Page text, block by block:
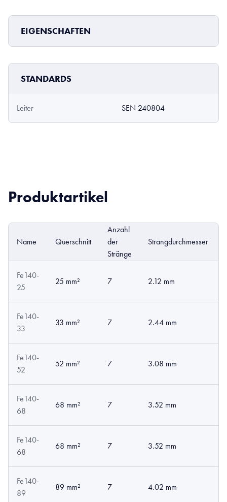
EIGENSCHAFTEN
STANDARDS
Leiter SEN 240804
Produktartikel
Name Querschnitt
Anzahl
der
Stränge
Strangdurchmesser
Fe140-
25
25 mm² 7 2.12 mm
Fe140-
33
33 mm² 7 2.44 mm
Fe140-
52
52 mm² 7 3.08 mm
Fe140-
68
68 mm² 7 3.52 mm
Fe140-
68
68 mm² 7 3.52 mm
Fe140-
89
89 mm² 7 4.02 mm